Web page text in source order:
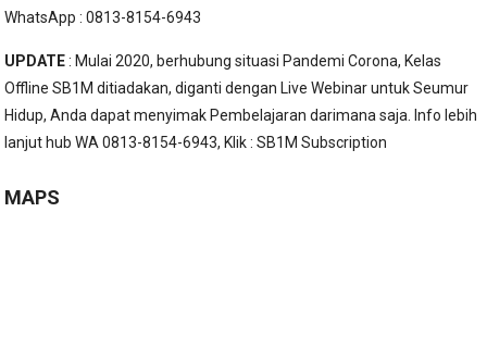
WhatsApp : 0813-8154-6943
UPDATE: Mulai 2020, berhubung situasi Pandemi Corona, Kelas
Offline SB1M ditiadakan, diganti dengan Live Webinar untuk Seumur
Hidup, Anda dapat menyimak Pembelajaran darimana saja. Info lebih
lanjut hub WA 0813-8154-6943, Klik :SB1M Subscription
MAPS